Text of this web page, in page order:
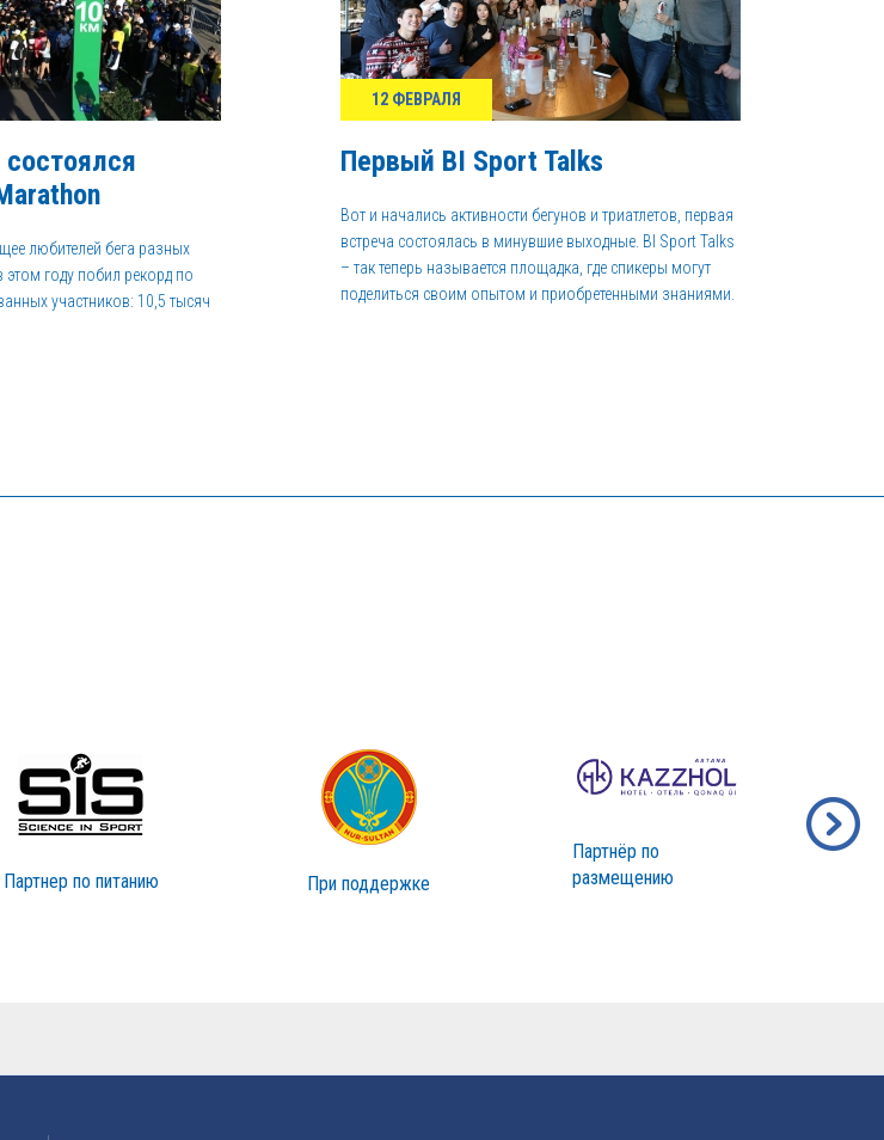
любителей бега разных
году побил рекорд по
участников: 10,5 тысяч
12 ФЕВРАЛЯ
Первый BI Sport Talks
Вот и начались активности бегунов и триатлетов, первая
встреча состоялась в минувшие выходные. BI Sport Talks
– так теперь называется площадка, где спикеры могут
поделиться своим опытом и приобретенными знаниями.
Партнер по питанию При поддержке
Партнёр по
размещению